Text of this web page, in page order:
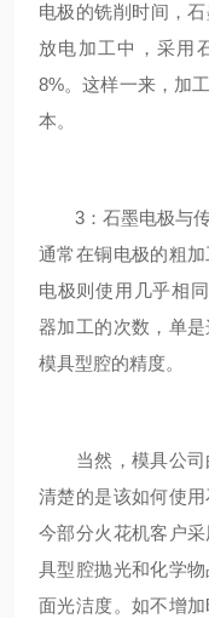
电极的铣削时间，
放电加工中，采用
8%。这样一来，加
本。
3：石墨电极与传
通常在铜电极的粗
电极则使用几乎相
器加工的次数，单
模具型腔的精度。
当然，模具公司
清楚的是该如何使
今部分火花机客户
具型腔抛光和化学
面光洁度。如不增